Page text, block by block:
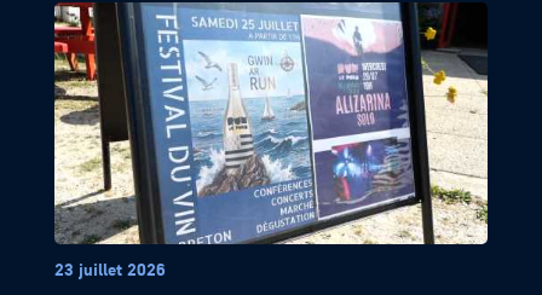
23 juillet 2026